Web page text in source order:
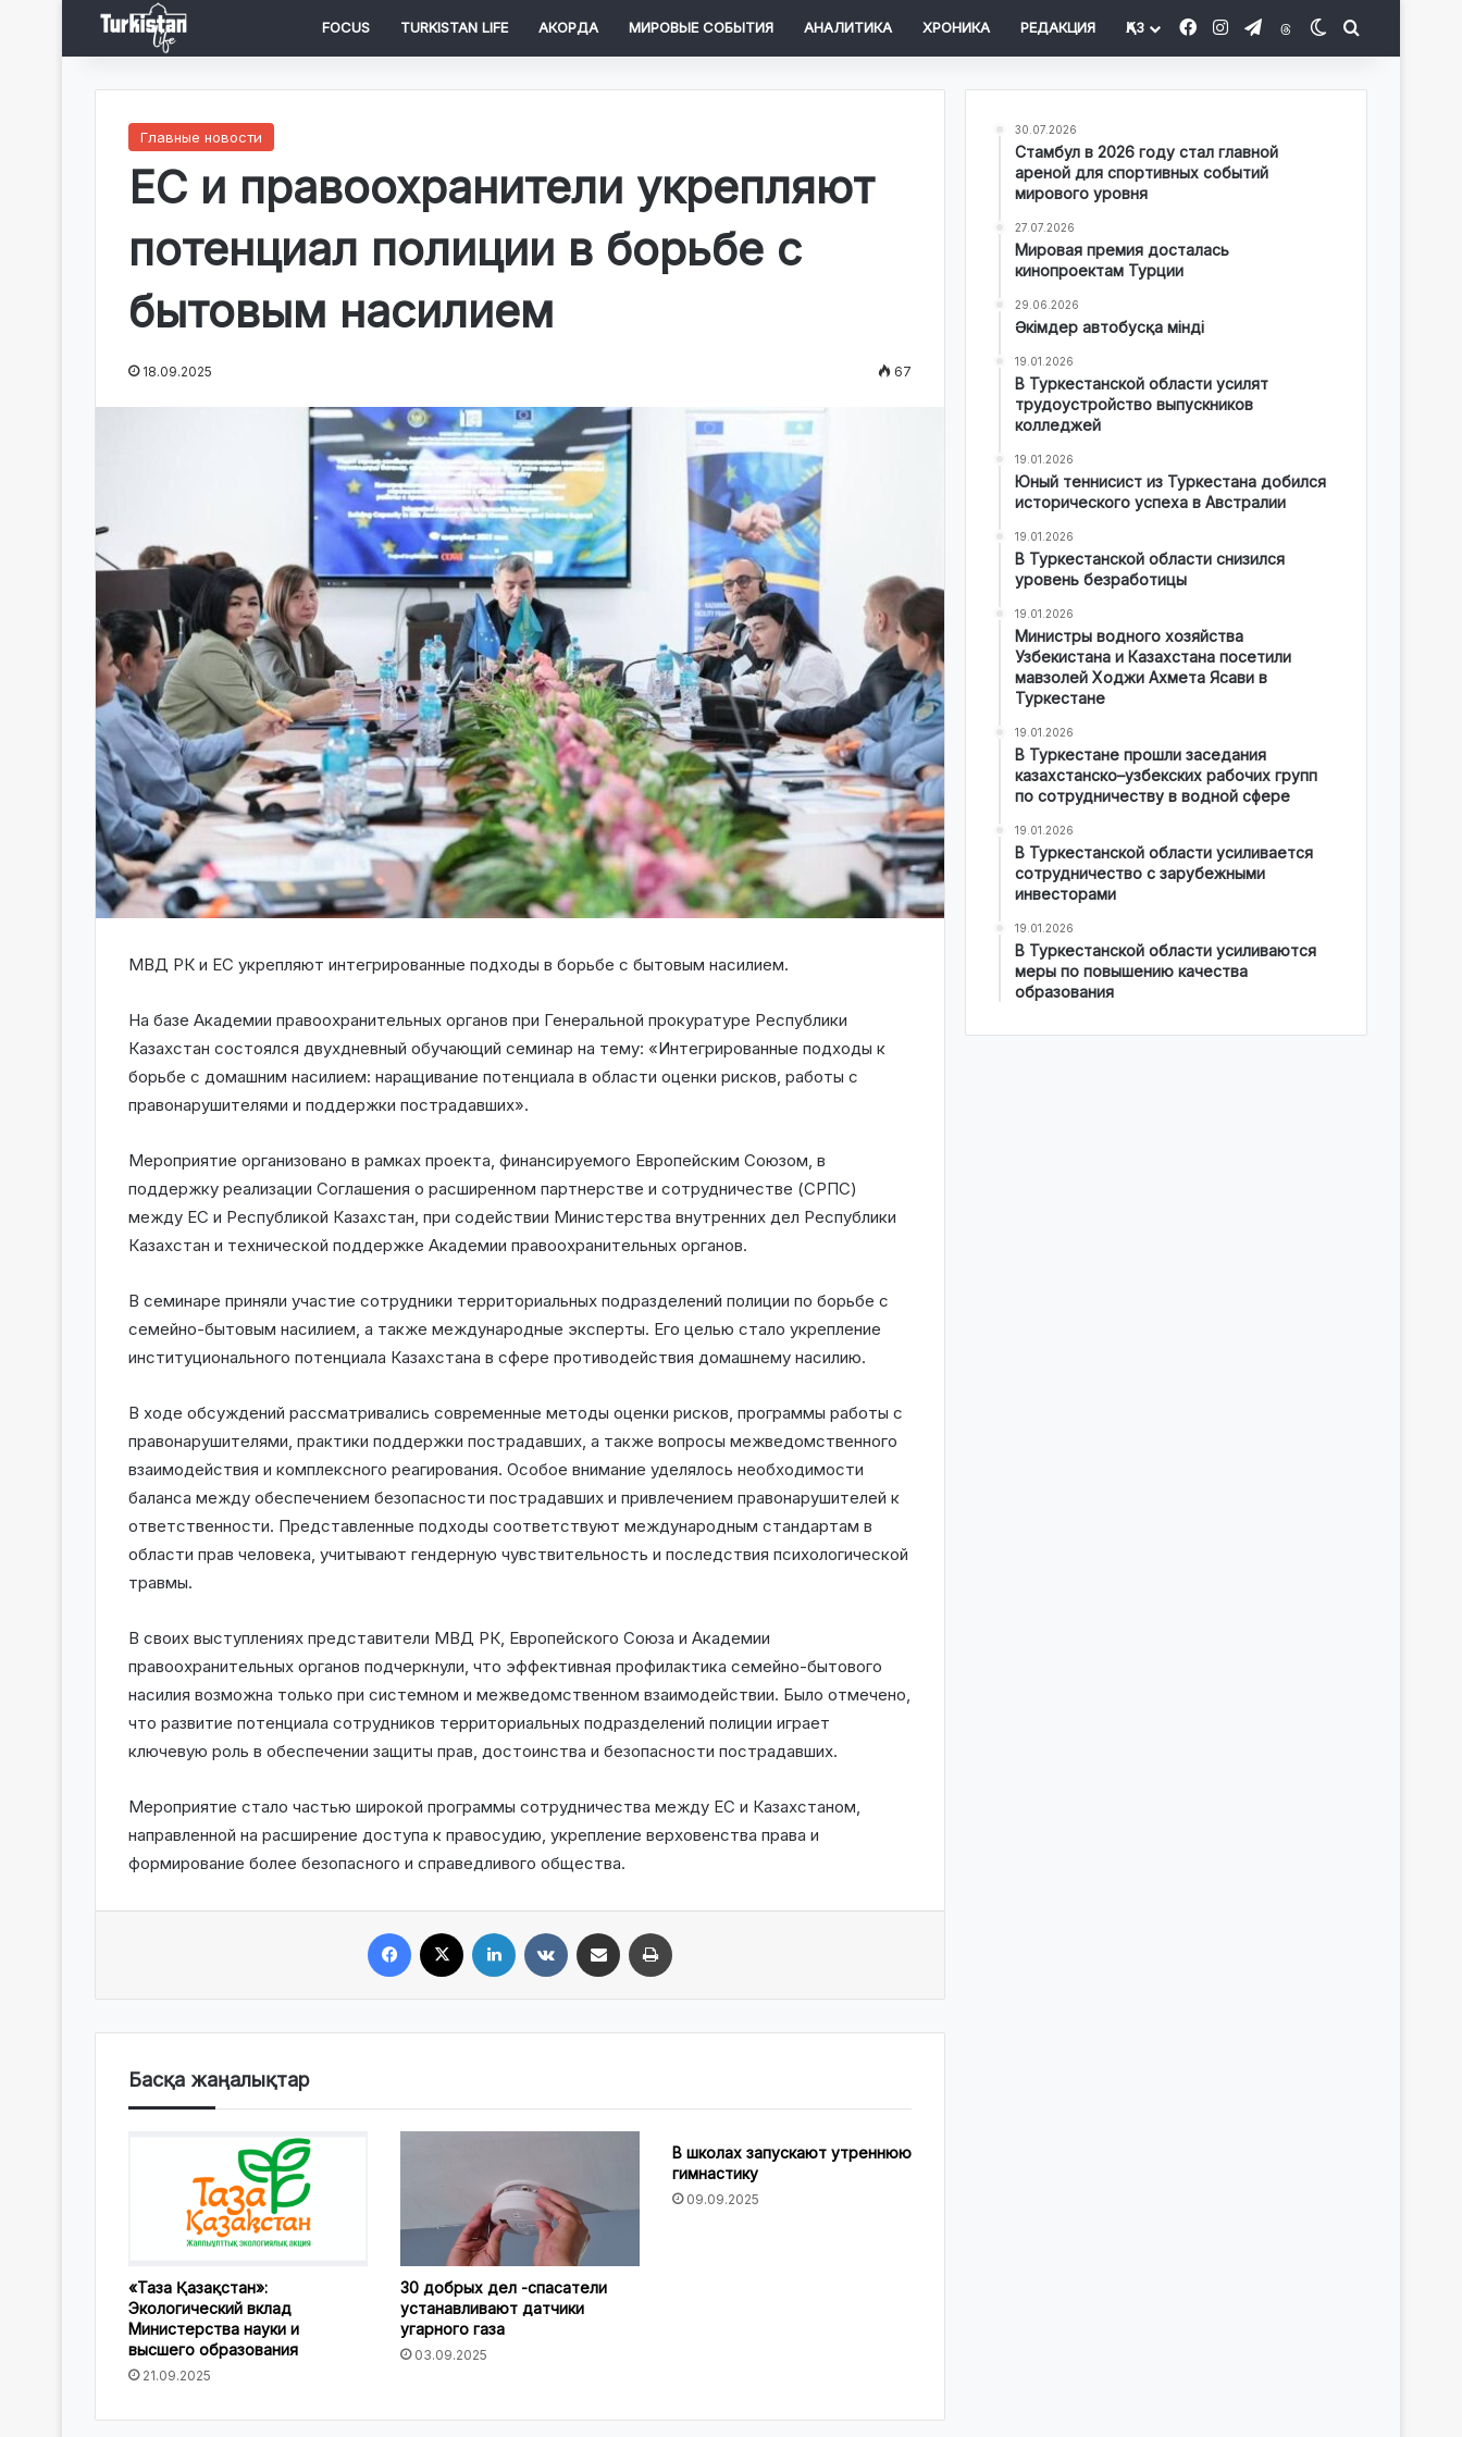
FOCUS TURKISTAN LIFE АКОРДА МИРОВЫЕ СОБЫТИЯ АНАЛИТИКА ХРОНИКА РЕДАКЦИЯ ҚАЗ FacebookInstagram
TelegramThreadsSwitch skin
Главные новости
ЕС и правоохранители укрепляют
потенциал полиции в борьбе с
бытовым насилием
18.09.2025 67
МВД РК и ЕС укрепляют интегрированные подходы в борьбе с бытовым насилием.
На базе Академии правоохранительных органов при Генеральной прокуратуре Республики
Казахстан состоялся двухдневный обучающий семинар на тему: «Интегрированные подходы к
борьбе с домашним насилием: наращивание потенциала в области оценки рисков, работы с
правонарушителями и поддержки пострадавших».
Мероприятие организовано в рамках проекта, финансируемого Европейским Союзом, в
поддержку реализации Соглашения о расширенном партнерстве и сотрудничестве (СРПС)
между ЕС и Республикой Казахстан, при содействии Министерства внутренних дел Республики
Казахстан и технической поддержке Академии правоохранительных органов.
В семинаре приняли участие сотрудники территориальных подразделений полиции по борьбе с
семейно-бытовым насилием, а также международные эксперты. Его целью стало укрепление
институционального потенциала Казахстана в сфере противодействия домашнему насилию.
В ходе обсуждений рассматривались современные методы оценки рисков, программы работы с
правонарушителями, практики поддержки пострадавших, а также вопросы межведомственного
взаимодействия и комплексного реагирования. Особое внимание уделялось необходимости
баланса между обеспечением безопасности пострадавших и привлечением правонарушителей к
ответственности. Представленные подходы соответствуют международным стандартам в
области прав человека, учитывают гендерную чувствительность и последствия психологической
травмы.
В своих выступлениях представители МВД РК, Европейского Союза и Академии
правоохранительных органов подчеркнули, что эффективная профилактика семейно-бытового
насилия возможна только при системном и межведомственном взаимодействии. Было отмечено,
что развитие потенциала сотрудников территориальных подразделений полиции играет
ключевую роль в обеспечении защиты прав, достоинства и безопасности пострадавших.
Мероприятие стало частью широкой программы сотрудничества между ЕС и Казахстаном,
направленной на расширение доступа к правосудию, укрепление верховенства права и
формирование более безопасного и справедливого общества.
Басқа жаңалықтар
«Таза Қазақстан»:
Экологический вклад
Министерства науки и
высшего образования
21.09.2025
30 добрых дел -спасатели
устанавливают датчики
угарного газа
03.09.2025
В школах запускают утреннюю
гимнастику
09.09.2025
30.07.2026
Стамбул в 2026 году стал главной
ареной для спортивных событий
мирового уровня
27.07.2026
Мировая премия досталась
кинопроектам Турции
29.06.2026
Әкімдер автобусқа мінді
19.01.2026
В Туркестанской области усилят
трудоустройство выпускников
колледжей
19.01.2026
Юный теннисист из Туркестана добился
исторического успеха в Австралии
19.01.2026
В Туркестанской области снизился
уровень безработицы
19.01.2026
Министры водного хозяйства
Узбекистана и Казахстана посетили
мавзолей Ходжи Ахмета Ясави в
Туркестане
19.01.2026
В Туркестане прошли заседания
казахстанско–узбекских рабочих групп
по сотрудничеству в водной сфере
19.01.2026
В Туркестанской области усиливается
сотрудничество с зарубежными
инвесторами
19.01.2026
В Туркестанской области усиливаются
меры по повышению качества
образования